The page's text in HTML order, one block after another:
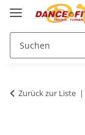
Zurück zur Liste